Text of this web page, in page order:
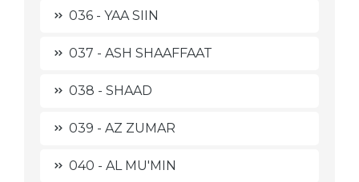
036 - YAA SIIN
037 - ASH SHAAFFAAT
038 - SHAAD
039 - AZ ZUMAR
040 - AL MU'MIN